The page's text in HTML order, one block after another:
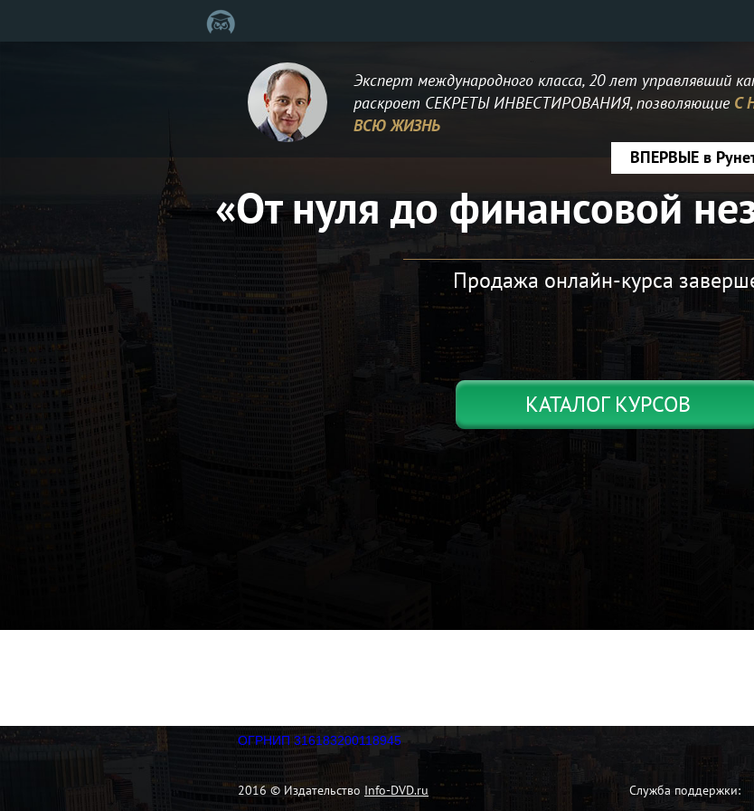
«От нуля до финансовой
Продажа онлайн-курса
КАТАЛОГ КУРСОВ
Эксперт международного класса, 20 лет управлявший
раскроет СЕКРЕТЫ ИНВЕСТИРОВАНИЯ, позволяющие С
ВСЮ ЖИЗНЬ
ВПЕРВЫЕв
ОГРНИП 316183200118945
2016 © Издательство Info-DVD.ru Служба поддержки: